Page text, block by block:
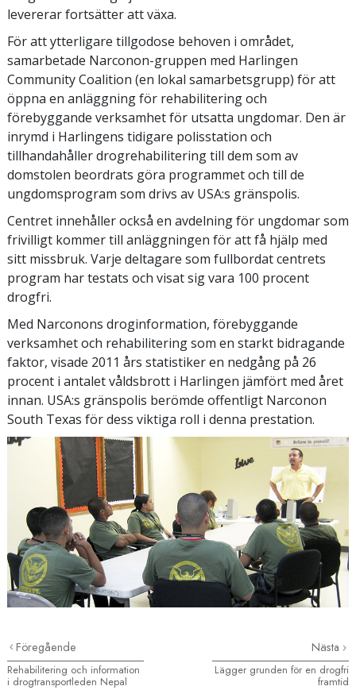
levererar fortsätter att växa.
För att ytterligare tillgodose behoven i området,
samarbetade Narconon-gruppen med Harlingen
Community Coalition (en lokal samarbetsgrupp) för att
öppna en anläggning för rehabilitering och
förebyggande verksamhet för utsatta ungdomar. Den är
inrymd i Harlingens tidigare polisstation och
tillhandahåller drogrehabilitering till dem som av
domstolen beordrats göra programmet och till de
ungdomsprogram som drivs av USA:s gränspolis.
Centret innehåller också en avdelning för ungdomar som
frivilligt kommer till anläggningen för att få hjälp med
sitt missbruk. Varje deltagare som fullbordat centrets
program har testats och visat sig vara 100 procent
drogfri.
Med Narconons droginformation, förebyggande
verksamhet och rehabilitering som en starkt bidragande
faktor, visade 2011 års statistiker en nedgång på 26
procent i antalet våldsbrott i Harlingen jämfört med året
innan. USA:s gränspolis berömde offentligt Narconon
South Texas för dess viktiga roll i denna prestation.
Föregående
Rehabilitering och information
i drogtransportleden Nepal
Nästa
Lägger grunden för en drogfri
framtid